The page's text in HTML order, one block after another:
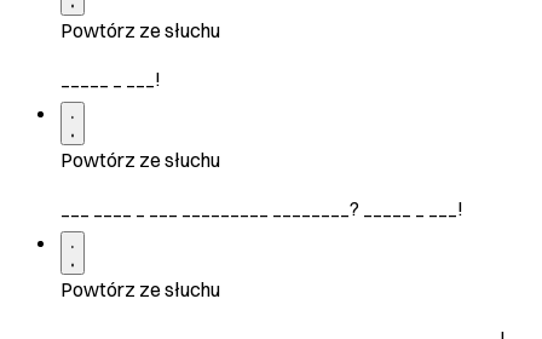
Powtórz ze słuchu
_____ _ ___!
Powtórz ze słuchu
___ ____ _ ___ _________ ________? _____ _ ___!
Powtórz ze słuchu